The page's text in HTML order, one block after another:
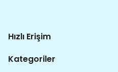
Hızlı Erişim
Kategoriler